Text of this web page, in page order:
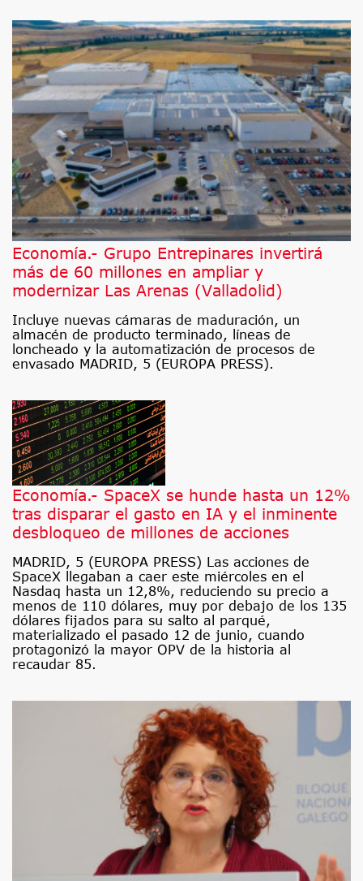
Economía.- Grupo Entrepinares invertirá
más de 60 millones en ampliar y
modernizar Las Arenas (Valladolid)
Incluye nuevas cámaras de maduración, un
almacén de producto terminado, líneas de
loncheado y la automatización de procesos de
envasado MADRID, 5 (EUROPA PRESS).
Economía.- SpaceX se hunde hasta un 12%
tras disparar el gasto en IA y el inminente
desbloqueo de millones de acciones
MADRID, 5 (EUROPA PRESS) Las acciones de
SpaceX llegaban a caer este miércoles en el
Nasdaq hasta un 12,8%, reduciendo su precio a
menos de 110 dólares, muy por debajo de los 135
dólares fijados para su salto al parqué,
materializado el pasado 12 de junio, cuando
protagonizó la mayor OPV de la historia al
recaudar 85.